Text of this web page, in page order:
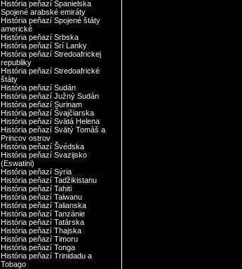
História peňazí Španielska
Spojené arabské emiráty
História peňazí Spojené štáty
americké
História peňazí Srbska
História peňazí Srí Lanky
História peňazí Stredoafrickej
republiky
História peňazí Stredoafrické
štáty
História peňazí Sudán
História peňazí Južný Sudán
História peňazí Surinam
História peňazí Švajčiarska
História peňazí Svätá Helena
História peňazí Svätý Tomáš a
Princov ostrov
História peňazí Švédska
História peňazí Svazijsko
(Eswatini)
História peňazí Sýria
História peňazí Tadžikistanu
História peňazí Tahiti
História peňazí Taiwanu
História peňazí Talianska
História peňazí Tanzánie
História peňazí Tatárska
História peňazí Thajska
História peňazí Timoru
História peňazí Tonga
História peňazí Trinidadu a
Tobago